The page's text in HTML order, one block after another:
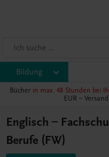
Bildung
Bücher in max. 48 Stunden bei
EUR –
Englisch –
Berufe (FW)